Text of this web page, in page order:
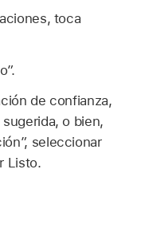
toca
de confianza,
o bien,
seleccionar
Listo.